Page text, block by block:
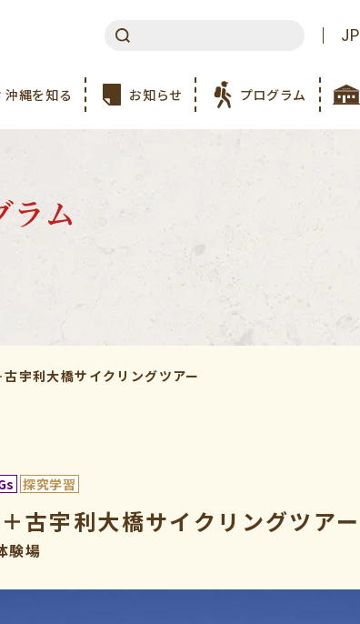
JP
沖縄を知る お知らせ プログラム
ラム
宇利大橋サイクリングツアー
探究学習
古宇利大橋サイクリングツアー
験場